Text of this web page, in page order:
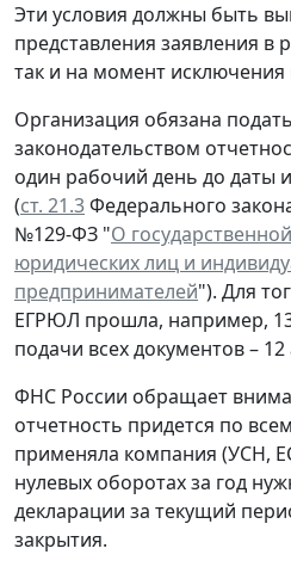
Эти условия должны быть
представления заявления в
так и на момент
Организация обязана
законодательством
один рабочий день до даты
(ст. 21.3Федерального
№129-ФЗ "О
юридических лиц и
предпринимателей"). Для
ЕГРЮЛ прошла, например, 13
подачи всех документов – 12
ФНС России обращает
отчетность придется по
применяла компания (УСН,
нулевых оборотах за год
декларации за текущий
закрытия.